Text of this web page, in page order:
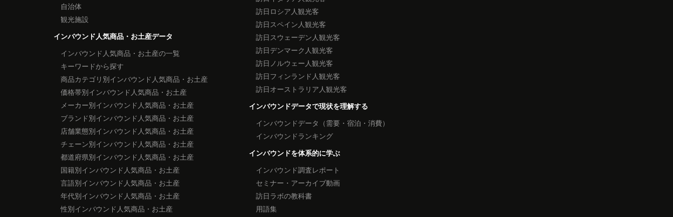
自治体
観光施設
インバウンド人気商品・お土産データ
インバウンド人気商品・お土産の一覧
キーワードから探す
商品カテゴリ別インバウンド人気商品・お土産
価格帯別インバウンド人気商品・お土産
メーカー別インバウンド人気商品・お土産
ブランド別インバウンド人気商品・お土産
店舗業態別インバウンド人気商品・お土産
チェーン別インバウンド人気商品・お土産
都道府県別インバウンド人気商品・お土産
国籍別インバウンド人気商品・お土産
言語別インバウンド人気商品・お土産
年代別インバウンド人気商品・お土産
性別インバウンド人気商品・お土産
訪日ロシア人観光客
訪日スペイン人観光客
訪日スウェーデン人観光客
訪日デンマーク人観光客
訪日ノルウェー人観光客
訪日フィンランド人観光客
訪日オーストラリア人観光客
インバウンドデータで現状を理解する
インバウンドデータ（需要・宿泊・消費）
インバウンドランキング
インバウンドを体系的に学ぶ
インバウンド調査レポート
セミナー・アーカイブ動画
訪日ラボの教科書
用語集